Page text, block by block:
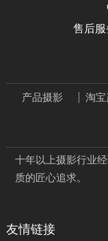
售后
产品摄影 淘宝
十年以上摄影行业
质的匠心追求。
友情链接